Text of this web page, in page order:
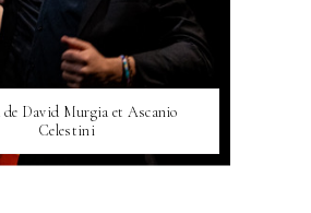
de David Murgia et Ascanio
Celestini